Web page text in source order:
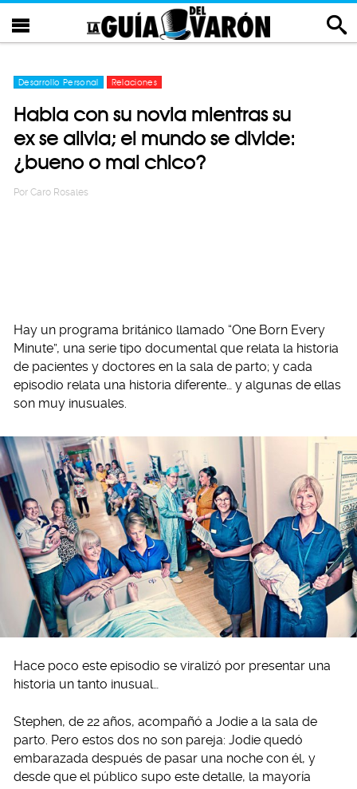
Desarrollo Personal Relaciones
Habla con su novia mientras su
ex se alivia; el mundo se divide:
¿bueno o mal chico?
Por Caro Rosales
Hay un programa británico llamado “One Born Every
Minute”, una serie tipo documental que relata la historia
de pacientes y doctores en la sala de parto; y cada
episodio relata una historia diferente… y algunas de ellas
son muy inusuales.
Hace poco este episodio se viralizó por presentar una
historia un tanto inusual…
Stephen, de 22 años, acompañó a Jodie a la sala de
parto. Pero estos dos no son pareja: Jodie quedó
embarazada después de pasar una noche con él, y
desde que el público supo este detalle, la mayoría